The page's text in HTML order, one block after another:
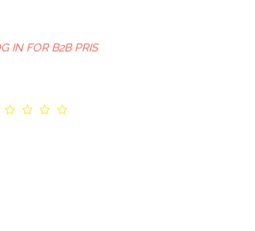
IN FOR B2B PRIS